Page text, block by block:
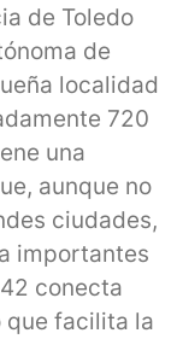
de Toledo
de
localidad
720
una
aunque no
ciudades,
importantes
conecta
que facilita la